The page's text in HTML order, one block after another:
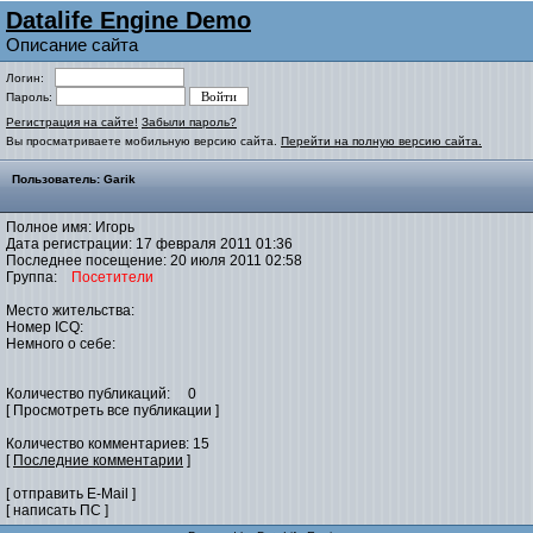
Datalife Engine Demo
Описание сайта
Логин:
Пароль:
Регистрация на сайте! Забыли пароль?
Вы просматриваете мобильную версию сайта. Перейти на полную версию сайта.
Пользователь: Garik
Полное имя: Игорь
Дата регистрации: 17 февраля 2011 01:36
Последнее посещение: 20 июля 2011 02:58
Группа:
Посетители
Место жительства:
Номер ICQ:
Немного о себе:
Количество публикаций: 0
[ Просмотреть все публикации ]
Количество комментариев: 15
[ Последние комментарии ]
[ отправить E-Mail ]
[ написать ПС ]